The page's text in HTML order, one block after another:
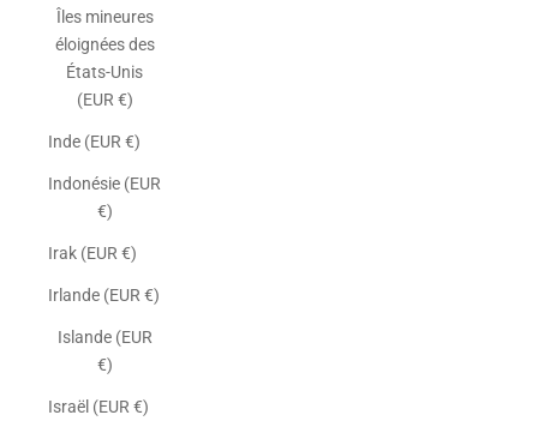
Îles mineures
éloignées des
États-Unis
(EUR €)
Inde (EUR €)
Indonésie (EUR
€)
Irak (EUR €)
Irlande (EUR €)
Islande (EUR
€)
Israël (EUR €)